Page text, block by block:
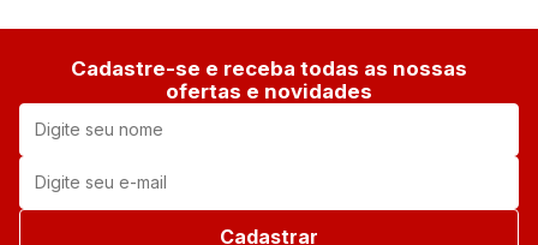
Cadastre-se e receba todas as nossas
ofertas e novidades
Cadastrar